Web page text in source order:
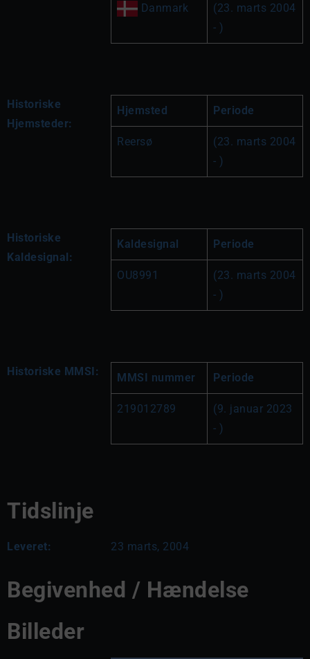
Danmark
(23. marts 2004
- )
Historiske
Hjemsteder:
Hjemsted Periode
Reersø
(23. marts 2004
- )
Historiske
Kaldesignal:
Kaldesignal Periode
OU8991
(23. marts 2004
- )
Historiske MMSI: MMSI nummer Periode
219012789
(9. januar 2023
- )
Tidslinje
Leveret: 23 marts, 2004
Begivenhed / Hændelse
Billeder